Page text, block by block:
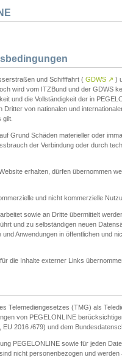
und Schifffahrt ( GDWS ↗ )
wird vom ITZBund und der GDWS
und die Vollständigkeit der in
von nationalen und
Grund Schäden materieller oder
der Verbindung oder durch
erhalten, dürfen übernommen
und nicht kommerzielle
sowie an Dritte übermittelt
und zu selbständigen neuen
Anwendungen in öffentlichen und
die Inhalte externer Links
Telemediengesetzes (TMG) als
von PEGELONLINE
2016 /679) und dem
PEGELONLINE sowie für jeden
nicht personenbezogen und